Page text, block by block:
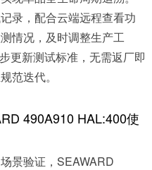
录，配合云端远程查看功
情况，及时调整生产工
更新测试标准，无需返厂即
范迭代。
490A910 HAL:400使
景验证，SEAWARD